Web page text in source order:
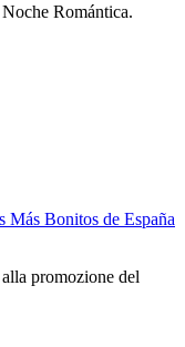
Romántica.
Más Bonitos de España
promozione del